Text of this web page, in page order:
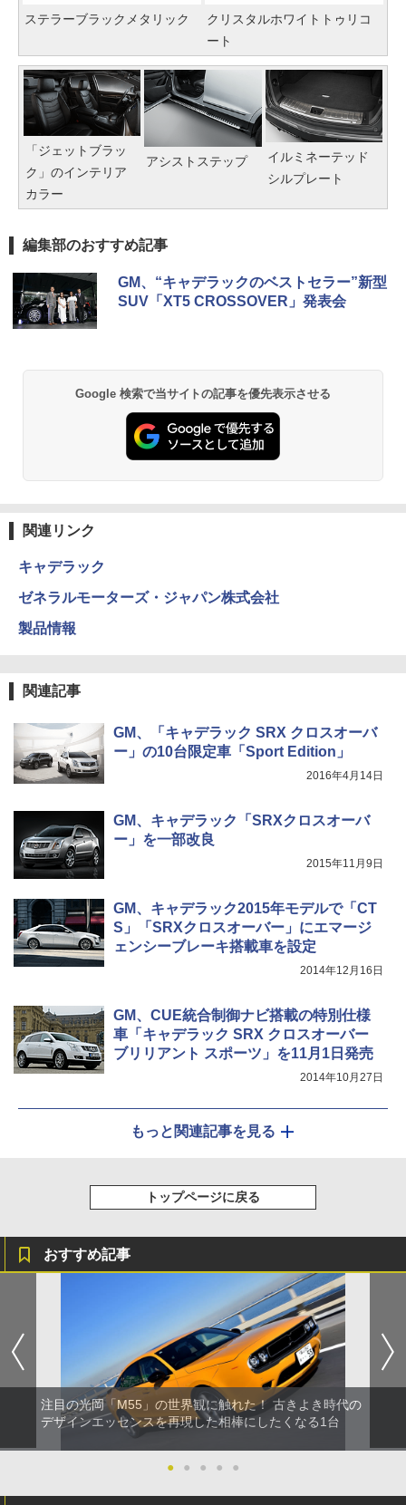
ステラーブラックメタリック
クリスタルホワイトトゥリコ
ート
「ジェットブラッ
ク」のインテリア
カラー
アシストステップ
イルミネーテッド
シルプレート
編集部のおすすめ記事
GM、“キャデラックのベストセラー”新型
SUV「XT5 CROSSOVER」発表会
Google 検索で当サイトの記事を優先表示させる
関連リンク
キャデラック
ゼネラルモーターズ・ジャパン株式会社
製品情報
関連記事
GM、「キャデラック SRX クロスオーバ
ー」の10台限定車「Sport Edition」
2016年4月14日
GM、キャデラック「SRXクロスオーバ
ー」を一部改良
2015年11月9日
GM、キャデラック2015年モデルで「CT
S」「SRXクロスオーバー」にエマージ
ェンシーブレーキ搭載車を設定
2014年12月16日
GM、CUE統合制御ナビ搭載の特別仕様
車「キャデラック SRX クロスオーバー
ブリリアント スポーツ」を11月1日発売
2014年10月27日
もっと関連記事を見る
トップページに戻る
おすすめ記事
注目の光岡「M55」の世界観に触れた！ 古きよき時代の
デザインエッセンスを再現した相棒にしたくなる1台
● ● ● ● ●